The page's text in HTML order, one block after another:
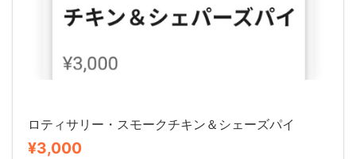
ロティサリー・スモークチキン＆シェーズパイ
¥3,000